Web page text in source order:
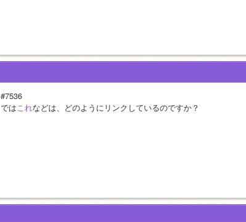
#7536
ではこれなどは、どのようにリンクしているのですか？